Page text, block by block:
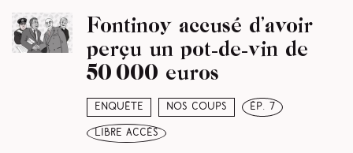
Enquête Nos coups ép. 7
libre accès
Fontinoy accusé d’avoir
perçu un pot-de-vin de
50 000 euros